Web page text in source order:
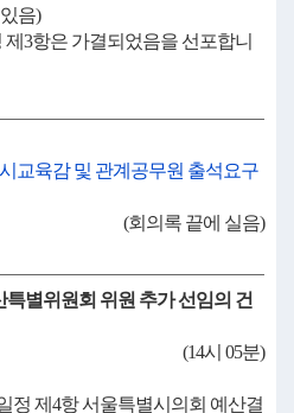
음)
3항은 가결되었음을 선포합니
교육감 및 관계공무원 출석요구
(회의록 끝에 실음)
별위원회 위원 추가 선임의 건
(14시 05분)
정 제4항 서울특별시의회 예산결